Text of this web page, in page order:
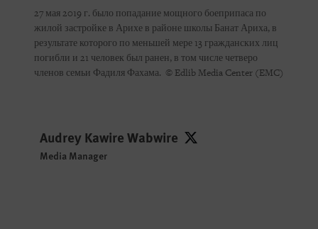
27 мая 2019 г. было попадание мощного боеприпаса по
жилой застройке в Арихе в районе школы Банат Ариха, в
результате которого по меньшей мере 13 гражданских лиц
погибли и 21 человек был ранен, в том числе четверо
членов семьи Фадиля Фахама. © Edlib Media Center (EMC)
Audrey Kawire Wabwire Audrey Kawire Wabwire
Media Manager